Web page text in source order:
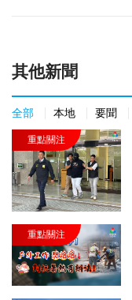
其他新聞
全部 本地 要聞